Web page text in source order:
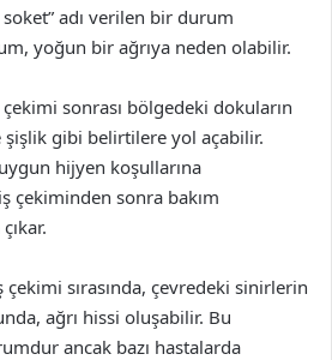
adı verilen bir durum
yoğun bir ağrıya neden olabilir.
sonrası bölgedeki dokuların
şişlik gibi belirtilere yol açabilir.
hijyen koşullarına
çekiminden sonra bakım
sırasında, çevredeki sinirlerin
ağrı hissi oluşabilir. Bu
ancak bazı hastalarda